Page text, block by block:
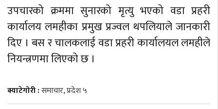
उपचारको क्रममा सुनारको मृत्यु भएको वडा प्रहरी
कार्यालय लमहीका प्रमुख प्रज्वल थपलियाले जानकारी
दिए । बस र चालकलाई वडा प्रहरी कार्यालयल लमहीले
नियन्त्रणमा लिएको छ ।
क्याटेगोरी :समाचार,प्रदेश ५